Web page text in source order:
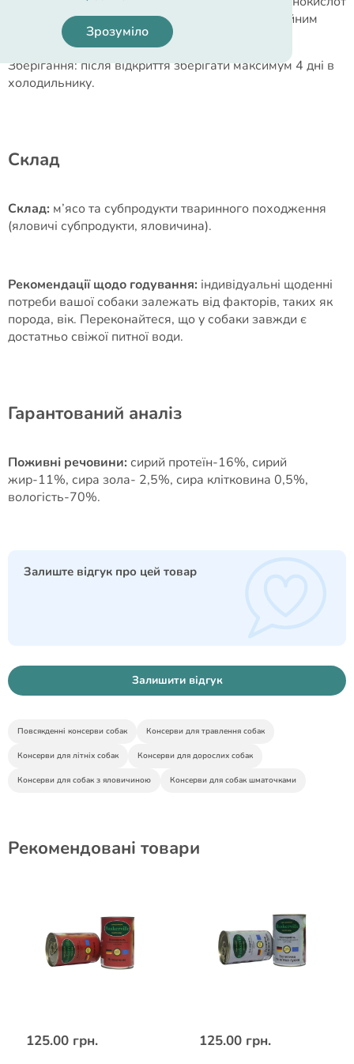
(лізин, метіонін, цистин). Виробництво під постійним
ветеринарним наглядом.
Зберігання: після відкриття зберігати максимум 4 дні в
холодильнику.
Cклад
Склад: м’ясо та субпродукти тваринного походження
(яловичі субпродукти, яловичина).
Рекомендації щодо годування: індивідуальні щоденні
потреби вашої собаки залежать від факторів, таких як
порода, вік. Переконайтеся, що у собаки завжди є
достатньо свіжої питної води.
Гарантований аналіз
Поживні речовини: сирий протеїн-16%, сирий
жир-11%, сира зола- 2,5%, сира клітковина 0,5%,
вологість-70%.
Залиште відгук про цей товар
Залишити відгук
Повсякденні консерви собак Консерви для травлення собак
Консерви для літніх собак Консерви для дорослих собак
Консерви для собак з яловичиною Консерви для собак шматочками
Рекомендовані товари
125.00 грн. 125.00 грн.
Зрозуміло